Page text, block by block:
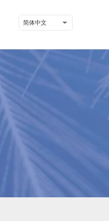
简体中文